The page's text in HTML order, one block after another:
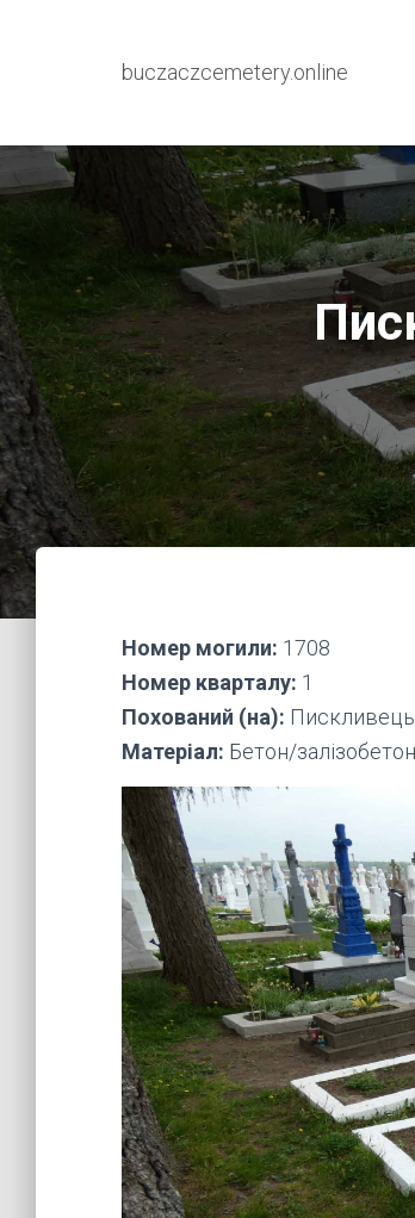
buczaczcemetery.online
Номер могили: 1708
Номер кварталу: 1
Похований (на): Пискливець
Матеріал: Бетон/